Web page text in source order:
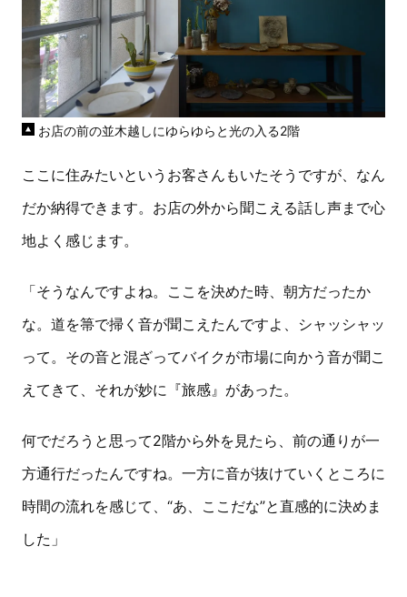
お店の前の並木越しにゆらゆらと光の入る2階
ここに住みたいというお客さんもいたそうですが、なん
だか納得できます。お店の外から聞こえる話し声まで心
地よく感じます。
「そうなんですよね。ここを決めた時、朝方だったか
な。道を箒で掃く音が聞こえたんですよ、シャッシャッ
って。その音と混ざってバイクが市場に向かう音が聞こ
えてきて、それが妙に『旅感』があった。
何でだろうと思って2階から外を見たら、前の通りが一
方通行だったんですね。一方に音が抜けていくところに
時間の流れを感じて、“あ、ここだな”と直感的に決めま
した」